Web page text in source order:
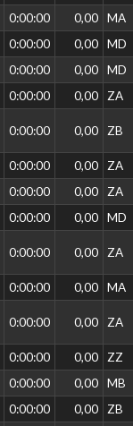
0:00:00 0,00
MA
0:00:00 0,00
MD
0:00:00 0,00
MD
0:00:00 0,00 ZA
0:00:00 0,00 ZB
0:00:00 0,00
ZA
0:00:00 0,00
ZA
0:00:00 0,00 MD
0:00:00 0,00 ZA
0:00:00 0,00 MA
0:00:00 0,00 ZA
0:00:00 0,00
ZZ
0:00:00 0,00
MB
0:00:00 0,00
ZB